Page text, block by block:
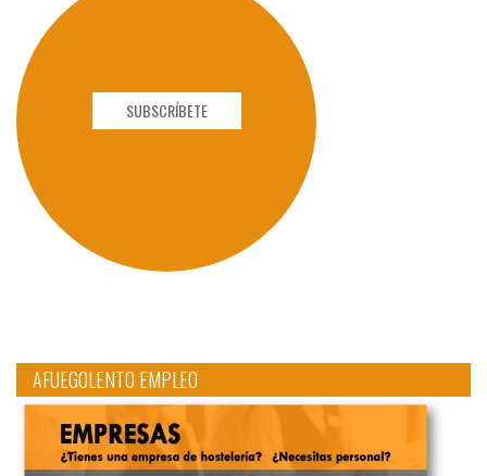
SUBSCRÍBETE
AFUEGOLENTO EMPLEO